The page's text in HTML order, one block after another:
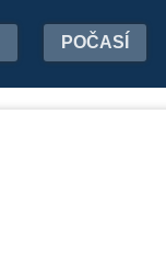
POČASÍ